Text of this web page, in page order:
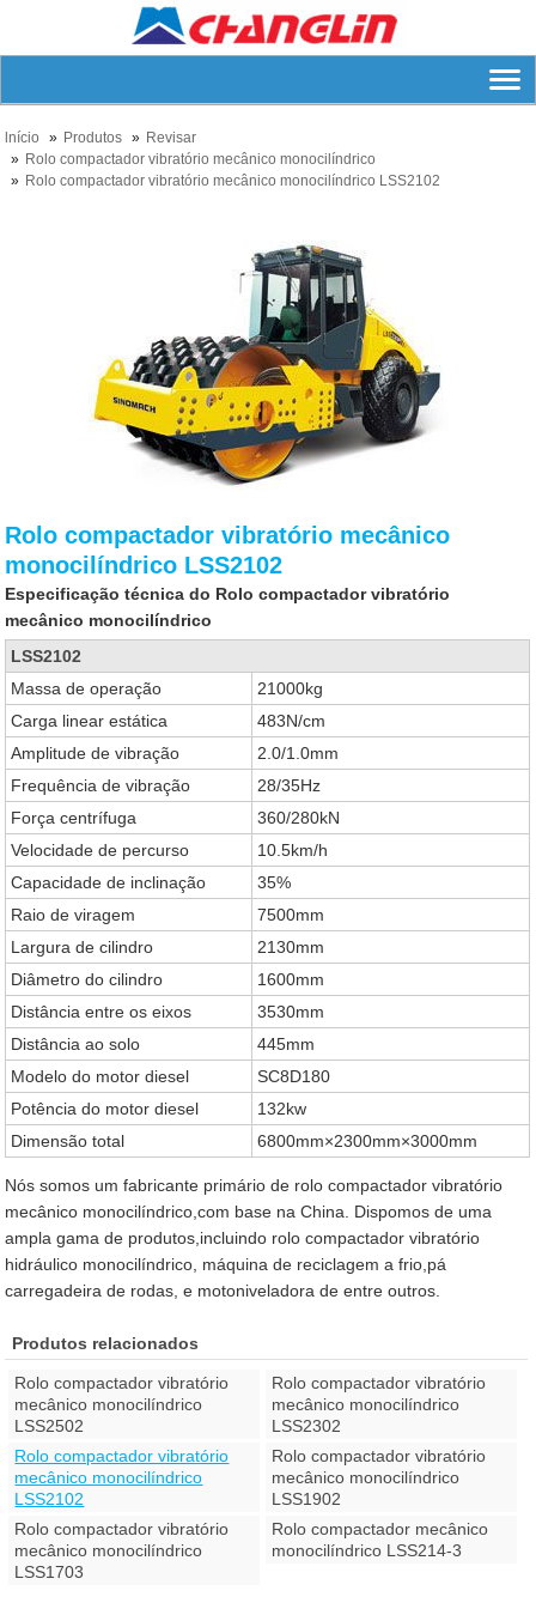
lnício Produtos
Revisar
Rolo compactador vibratório mecânico monocilíndrico
Rolo compactador vibratório mecânico monocilíndrico LSS2102
Rolo compactador vibratório mecânico
monocilíndrico LSS2102
Especificação técnica do Rolo compactador vibratório
mecânico monocilíndrico
LSS2102
Massa de operação
21000kg
Carga linear estática
483N/cm
Amplitude de vibração
2.0/1.0mm
Frequência de vibração
28/35Hz
Força centrífuga
360/280kN
Velocidade de percurso
10.5km/h
Capacidade de inclinação
35%
Raio de viragem
7500mm
Largura de cilindro
2130mm
Diâmetro do cilindro
1600mm
Distância entre os eixos
3530mm
Distância ao solo
445mm
Modelo do motor diesel
SC8D180
Potência do motor diesel
132kw
Dimensão total
6800mm×2300mm×3000mm
Nós somos um fabricante primário de rolo compactador vibratório
mecânico monocilíndrico,com base na China. Dispomos de uma
ampla gama de produtos,incluindo rolo compactador vibratório
hidráulico monocilíndrico, máquina de reciclagem a frio,pá
carregadeira de rodas, e motoniveladora de entre outros.
Produtos relacionados
Rolo compactador vibratório
mecânico monocilíndrico
LSS2502
Rolo compactador vibratório
mecânico monocilíndrico
LSS2302
Rolo compactador vibratório
mecânico monocilíndrico
LSS2102
Rolo compactador vibratório
mecânico monocilíndrico
LSS1902
Rolo compactador vibratório
mecânico monocilíndrico
LSS1703
Rolo compactador mecânico
monocilíndrico LSS214-3